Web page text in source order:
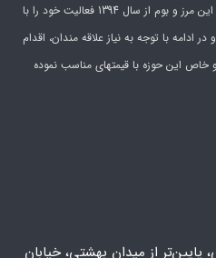
تیم هنری کلک عشق با هدف اعتلای هنر این مرز و بوم از سال 1394 فعالیت خود را با
ادامه با توجه به نیاز علاقه مندان، اقدام
خاص این حوزه با قیمتهای مناسب نموده
پایین‌تر از میدان بهشتی، خیابان